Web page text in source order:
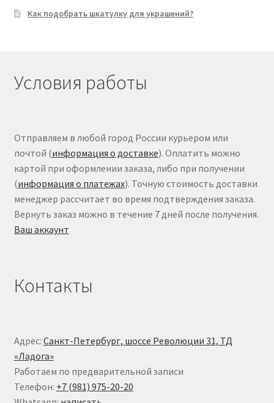
Как подобрать шкатулку для украшений?
Условия работы
Отправляем в любой город России курьером или
почтой (информация о доставке). Оплатить можно
картой при оформлении заказа, либо при получении
(информация о платежах). Точную стоимость доставки
менеджер рассчитает во время подтверждения заказа.
Вернуть заказ можно в течение 7 дней после получения.
Ваш аккаунт
Контакты
Адрес: Санкт-Петербург, шоссе Революции 31, ТД
«Ладога»
Работаем по предварительной записи
Телефон: +7 (981) 975-20-20